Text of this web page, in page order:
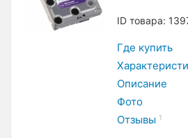
ID товара:
Где купить
Описание
Фото
Отзывы 1